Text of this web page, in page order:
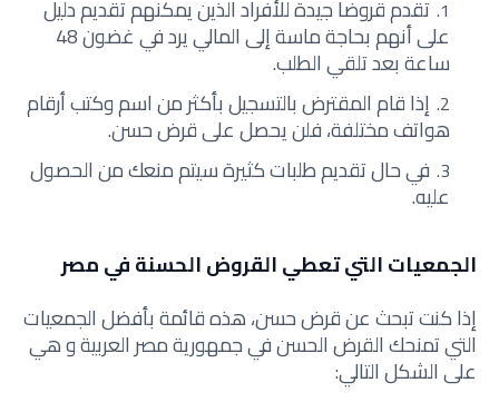
تقدم قروضا جيدة للأفراد الذين يمكنهم تقديم دليل
على أنهم بحاجة ماسة إلى المالي يرد في غضون 48
ساعة بعد تلقي الطلب.
إذا قام المقترض بالتسجيل بأكثر من اسم وكتب أرقام
هواتف مختلفة، فلن يحصل على قرض حسن.
في حال تقديم طلبات كثيرة سيتم منعك من الحصول
عليه.
الجمعيات التي تعطي القروض الحسنة في مصر
إذا كنت تبحث عن قرض حسن، هذه قائمة بأفضل الجمعيات
التي تمنحك القرض الحسن في جمهورية مصر العربية و هي
على الشكل التالي: